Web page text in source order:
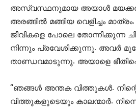
അസ്വസ്ഥനുമായ അയാൾ
അരങ്ങിൽ മങ്ങിയ വെളിച്ചം
ജീവികളെ പോലെ തോന്നിക്കുന്ന
നിന്നും പ്രവേശിക്കുന്നു. അവ‍ർ
താണ്ഡവമാടുന്നു. അയാളെ
“ഞങ്ങൾ അന്തക വിത്തുകൾ.
വിത്തുകളുടെയും കാലന്മാർ.